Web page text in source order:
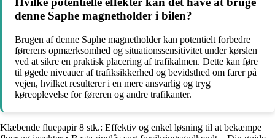
denne Saphe magnetholder i bilen?
Brugen af denne Saphe magnetholder kan potentielt forbedre
førerens opmærksomhed og situationssensitivitet under kørslen
ved at sikre en praktisk placering af trafikalmen. Dette kan føre
til øgede niveauer af trafiksikkerhed og bevidsthed om farer på
vejen, hvilket resulterer i en mere ansvarlig og tryg
køreoplevelse for føreren og andre trafikanter.
Klæbende fluepapir 8 stk.: Effektiv og enkel løsning til at bekæmpe